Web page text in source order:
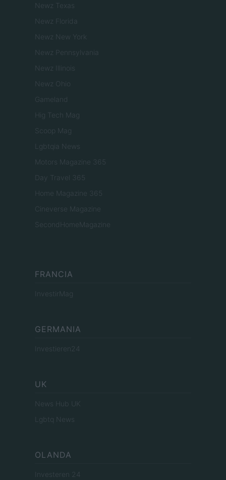
Newz Texas
Newz Florida
Newz New York
Newz Pennsylvania
Newz Illinois
Newz Ohio
Gameland
Hig Tech Mag
Scoop Mag
Lgbtqia News
Motors Magazine 365
Day Travel 365
Home Magazine 365
Cineverse Magazine
SecondHomeMagazine
FRANCIA
InvestirMag
GERMANIA
Investieren24
UK
News Hub UK
Lgbtq News
OLANDA
Investeren 24